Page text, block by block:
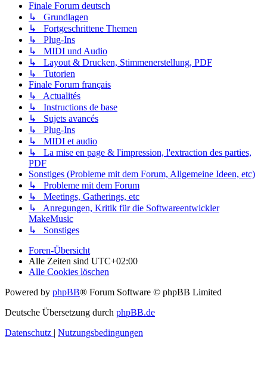
Finale Forum deutsch
↳ Grundlagen
↳ Fortgeschrittene Themen
↳ Plug-Ins
↳ MIDI und Audio
↳ Layout & Drucken, Stimmenerstellung, PDF
↳ Tutorien
Finale Forum français
↳ Actualités
↳ Instructions de base
↳ Sujets avancés
↳ Plug-Ins
↳ MIDI et audio
↳ La mise en page & l'impression, l'extraction des parties,
PDF
Sonstiges (Probleme mit dem Forum, Allgemeine Ideen, etc)
↳ Probleme mit dem Forum
↳ Meetings, Gatherings, etc
↳ Anregungen, Kritik für die Softwareentwickler
MakeMusic
↳ Sonstiges
Foren-Übersicht
Alle Zeiten sind UTC+02:00
Alle Cookies löschen
Powered by phpBB® Forum Software © phpBB Limited
Deutsche Übersetzung durch phpBB.de
Datenschutz | Nutzungsbedingungen